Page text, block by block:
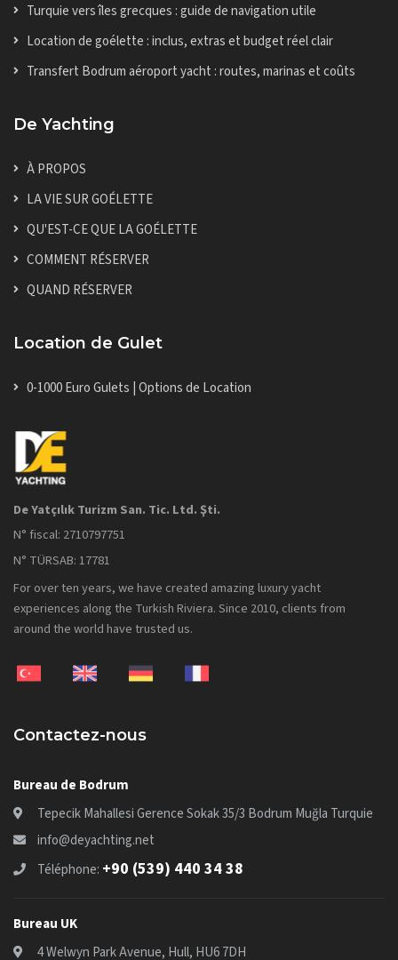
Turquie vers îles grecques : guide de navigation utile
Location de goélette : inclus, extras et budget réel clair
Transfert Bodrum aéroport yacht : routes, marinas et coûts
De Yachting
À PROPOS
LA VIE SUR GOÉLETTE
QU'EST-CE QUE LA GOÉLETTE
COMMENT RÉSERVER
QUAND RÉSERVER
Location de Gulet
0-1000 Euro Gulets | Options de Location
De Yatçılık Turizm San. Tic. Ltd. Şti.
N° fiscal: 2710797751
N° TÜRSAB: 17781
For over ten years, we have created amazing luxury yacht
experiences along the Turkish Riviera. Since 2010, clients from
around the world have trusted us.
Contactez-nous
Bureau de Bodrum
Tepecik Mahallesi Gerence Sokak 35/3 Bodrum Muğla Turquie
info@deyachting.net
Téléphone: +90 (539) 440 34 38
Bureau UK
4 Welwyn Park Avenue, Hull, HU6 7DH